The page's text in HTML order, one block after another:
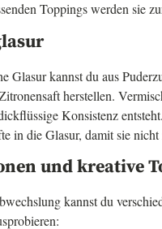
Toppings werden sie
Glasur kannst du aus
herstellen.
Konsistenz
in die Glasur, damit sie nicht
und kreative
kannst du